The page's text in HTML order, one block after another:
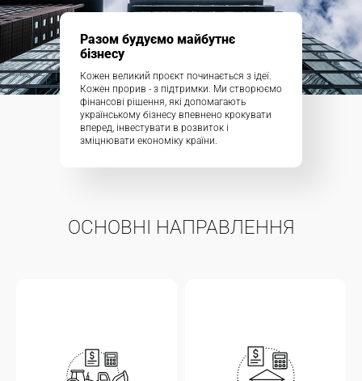
Разом будуємо майбутнє
бізнесу
Кожен великий проєкт починається з ідеї.
Кожен прорив - з підтримки. Ми створюємо
фінансові рішення, які допомагають
українському бізнесу впевнено крокувати
вперед, інвестувати в розвиток і
зміцнювати економіку країни.
ОСНОВНІ НАПРАВЛЕННЯ